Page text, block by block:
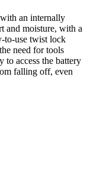
an internally
and moisture, with a
to-use twist lock
need for tools
to access the battery
falling off, even